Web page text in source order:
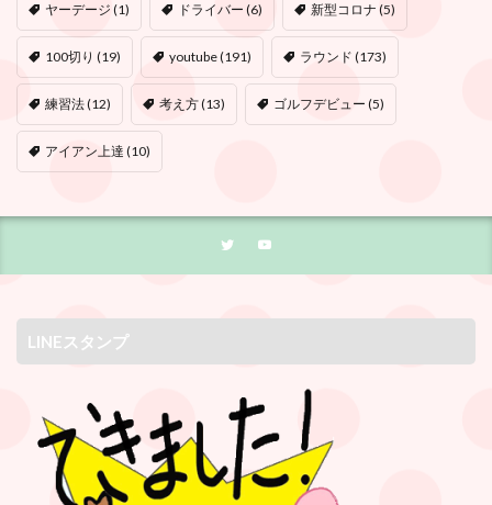
ヤーデージ (1) ドライバー (6) 新型コロナ (5)
100切り (19) youtube(191) ラウンド (173)
練習法(12) 考え方(13) ゴルフデビュー (5)
アイアン上達 (10)
LINEスタンプ